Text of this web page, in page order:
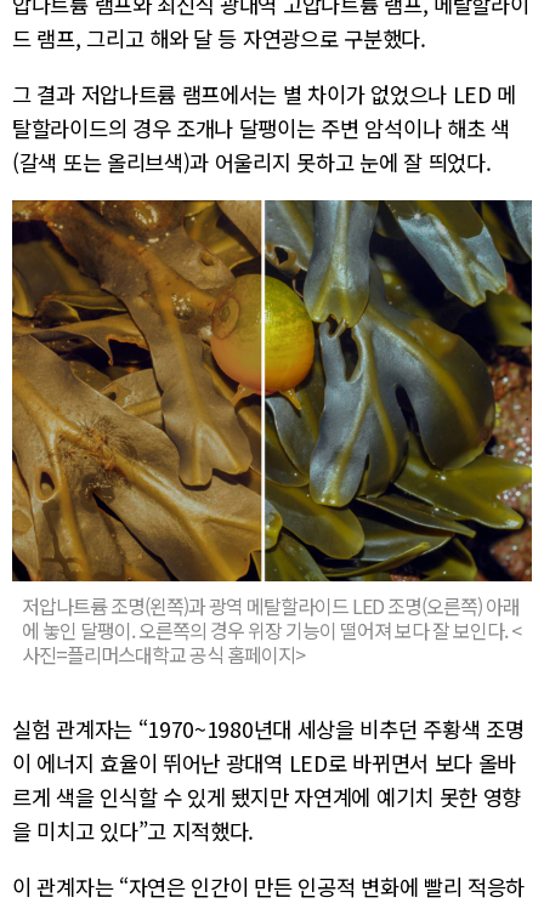
드 램프, 그리고 해와 달 등 자연광으로 구분했다.
그 결과 저압나트륨 램프에서는 별 차이가 없었으나 LED 메
탈할라이드의 경우 조개나 달팽이는 주변 암석이나 해초 색
(갈색 또는 올리브색)과 어울리지 못하고 눈에 잘 띄었다.
저압나트륨 조명(왼쪽)과 광역 메탈할라이드 LED 조명(오른쪽) 아래
에 놓인 달팽이. 오른쪽의 경우 위장 기능이 떨어져 보다 잘 보인다. <
사진=플리머스대학교 공식 홈페이지>
실험 관계자는 “1970~1980년대 세상을 비추던 주황색 조명
이 에너지 효율이 뛰어난 광대역 LED로 바뀌면서 보다 올바
르게 색을 인식할 수 있게 됐지만 자연계에 예기치 못한 영향
을 미치고 있다”고 지적했다.
이 관계자는 “자연은 인간이 만든 인공적 변화에 빨리 적응하